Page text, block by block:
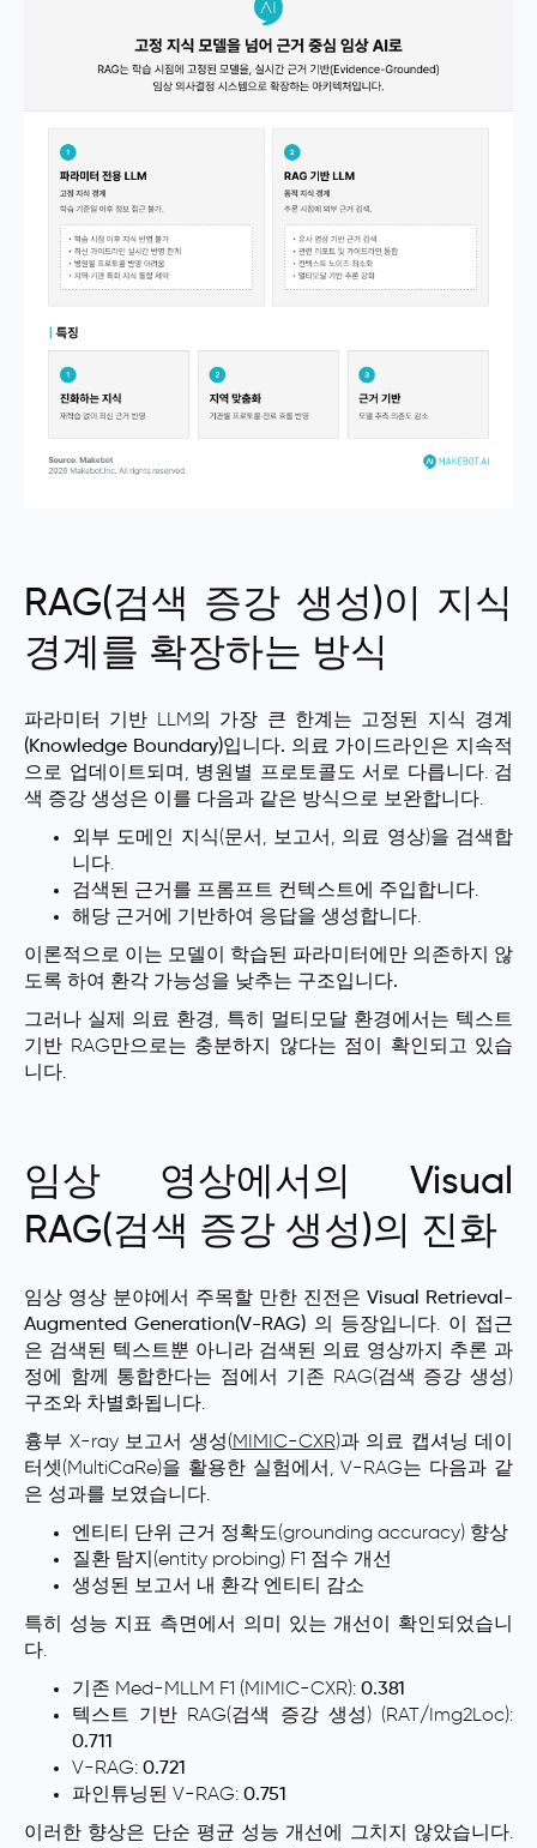
RAG(검색 증강 생성)이 지식
경계를 확장하는 방식
파라미터 기반 LLM의 가장 큰 한계는 고정된 지식 경계
(Knowledge Boundary)입니다. 의료 가이드라인은 지속적
으로 업데이트되며, 병원별 프로토콜도 서로 다릅니다. 검
색 증강 생성은 이를 다음과 같은 방식으로 보완합니다.
외부 도메인 지식(문서, 보고서, 의료 영상)을 검색합
니다.
검색된 근거를 프롬프트 컨텍스트에 주입합니다.
해당 근거에 기반하여 응답을 생성합니다.
이론적으로 이는 모델이 학습된 파라미터에만 의존하지 않
도록 하여 환각 가능성을 낮추는 구조입니다.
그러나 실제 의료 환경, 특히 멀티모달 환경에서는 텍스트
기반 RAG만으로는 충분하지 않다는 점이 확인되고 있습
니다.
임상 영상에서의 Visual
RAG(검색 증강 생성)의 진화
임상 영상 분야에서 주목할 만한 진전은 Visual Retrieval-
Augmented Generation(V-RAG) 의 등장입니다. 이 접근
은 검색된 텍스트뿐 아니라 검색된 의료 영상까지 추론 과
정에 함께 통합한다는 점에서 기존 RAG(검색 증강 생성)
구조와 차별화됩니다.
흉부 X-ray 보고서 생성(MIMIC-CXR)과 의료 캡셔닝 데이
터셋(MultiCaRe)을 활용한 실험에서, V-RAG는 다음과 같
은 성과를 보였습니다.
엔티티 단위 근거 정확도(grounding accuracy) 향상
질환 탐지(entity probing) F1 점수 개선
생성된 보고서 내 환각 엔티티 감소
특히 성능 지표 측면에서 의미 있는 개선이 확인되었습니
다.
기존 Med-MLLM F1 (MIMIC-CXR): 0.381
텍스트 기반 RAG(검색 증강 생성) (RAT/Img2Loc):
0.711
V-RAG: 0.721
파인튜닝된 V-RAG: 0.751
이러한 향상은 단순 평균 성능 개선에 그치지 않았습니다.